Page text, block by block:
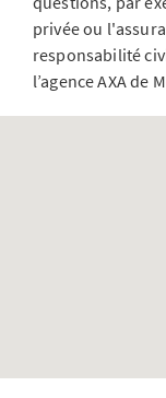
privée ou
responsabilité
l’agence AXA de